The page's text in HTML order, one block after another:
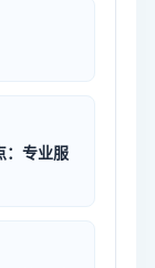
：专业服